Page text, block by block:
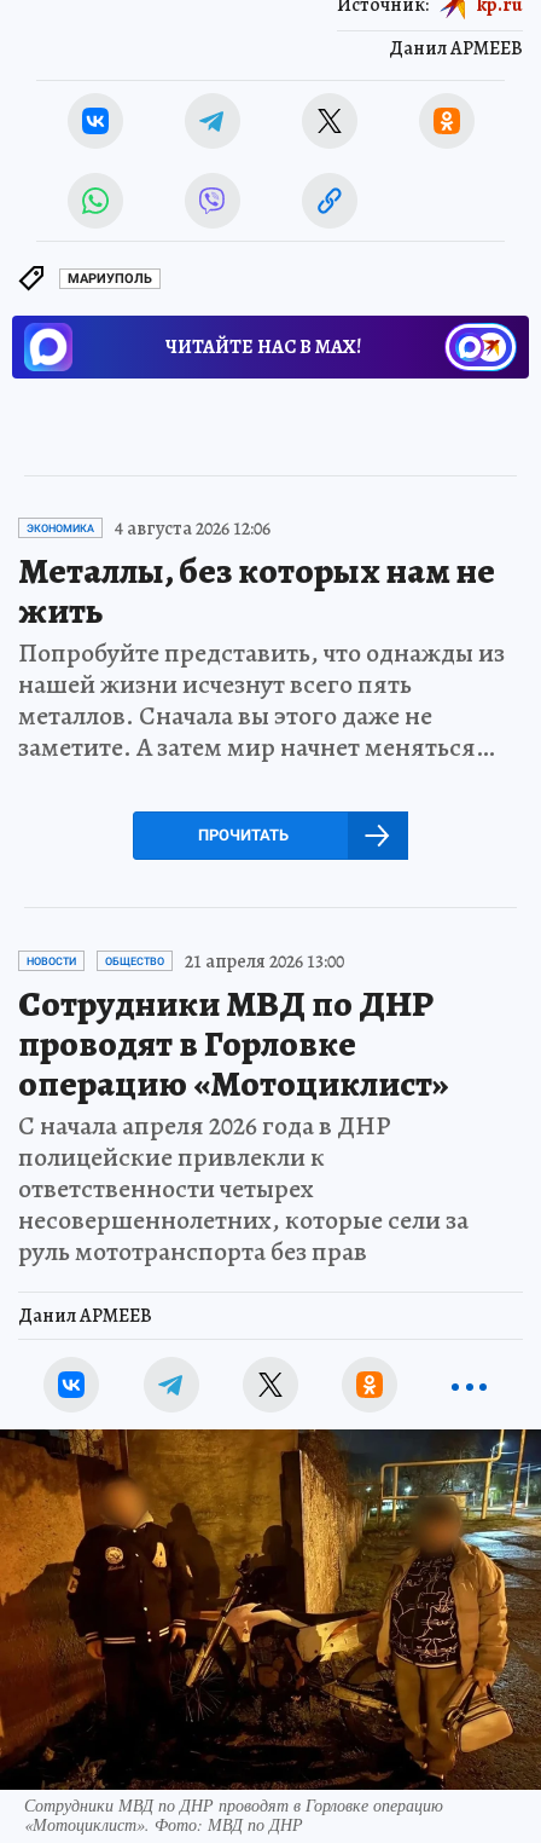
Данил АРМЕЕВ
МАРИУПОЛЬ
ЧИТАЙТЕ НАС В МАХ!
ЭКОНОМИКА 4 августа 2026 12:06
Металлы, без которых нам не
жить
Попробуйте представить, что однажды из
нашей жизни исчезнут всего пять
металлов. Сначала вы этого даже не
заметите. А затем мир начнет меняться…
ПРОЧИТАТЬ
НОВОСТИ ОБЩЕСТВО 21 апреля 2026 13:00
Сотрудники МВД по ДНР
проводят в Горловке
операцию «Мотоциклист»
С начала апреля 2026 года в ДНР
полицейские привлекли к
ответственности четырех
несовершеннолетних, которые сели за
руль мототранспорта без прав
Данил АРМЕЕВ
Сотрудники МВД по ДНР проводят в Горловке операцию
«Мотоциклист». Фото: МВД по ДНР